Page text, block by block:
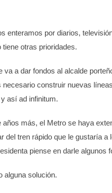
enteramos por diarios,
otras prioridades.
va a dar fondos al alcalde
construir nuevas
así ad infinitum.
años más, el Metro se haya
del tren rápido que le gustaría a
piense en darle algunos
alguna solución.